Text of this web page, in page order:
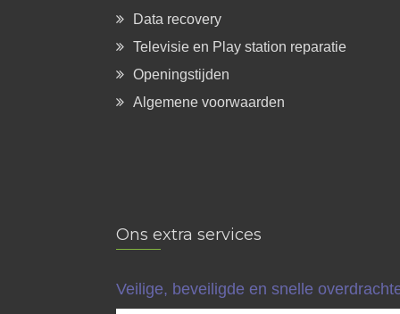
Data recovery
Televisie en Play station reparatie
Openingstijden
Algemene voorwaarden
Ons extra services
Veilige, beveiligde en snelle